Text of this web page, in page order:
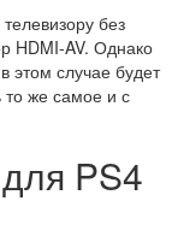
без
HDMI-AV. Однако
этом случае будет
то же самое и с
PS4